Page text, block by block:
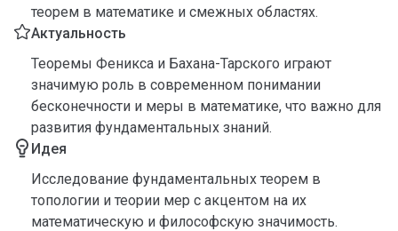
теорем в математике и смежных областях.
Актуальность
Теоремы Феникса и Бахана-Тарского играют
значимую роль в современном понимании
бесконечности и меры в математике, что важно для
развития фундаментальных знаний.
Идея
Исследование фундаментальных теорем в
топологии и теории мер с акцентом на их
математическую и философскую значимость.